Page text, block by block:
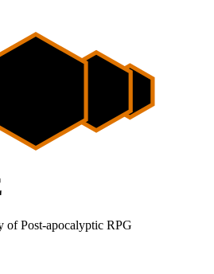
of Post-apocalyptic RPG